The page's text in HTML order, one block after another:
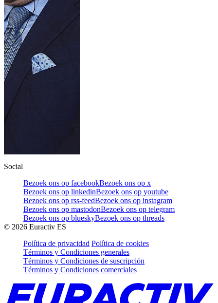
Social
Bezoek ons op facebookBezoek ons op x
Bezoek ons op linkedinBezoek ons op youtube
Bezoek ons op rss-feedBezoek ons op instagram
Bezoek ons op mastodonBezoek ons op telegram
Bezoek ons op blueskyBezoek ons op threads
© 2026 Euractiv ES
Política de privacidad Política de cookies
Términos y Condiciones generales
Términos y Condiciones de suscripción
Términos y Condiciones comerciales